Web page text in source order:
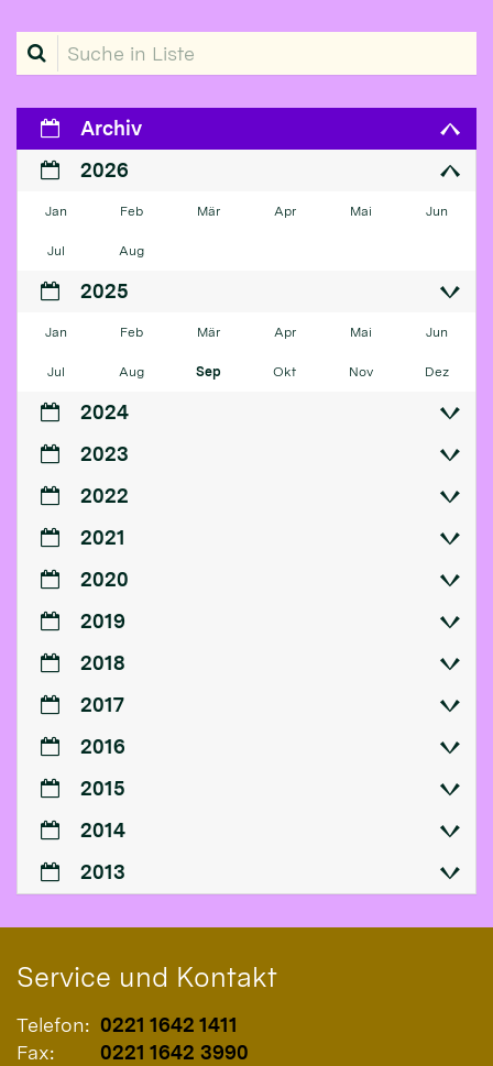
Suche in Liste
Archiv
2026
Jan Feb Mär Apr Mai Jun
Jul Aug
2025
Jan Feb Mär Apr Mai Jun
Jul Aug Sep Okt Nov Dez
2024
2023
2022
2021
2020
2019
2018
2017
2016
2015
2014
2013
Service und Kontakt
Telefon: 0221 1642 1411
Fax:
0221 1642 3990